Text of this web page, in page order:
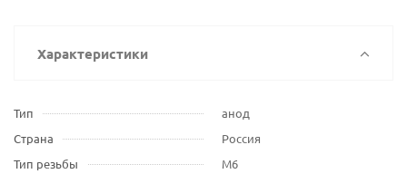
Характеристики
Тип
анод
Страна
Россия
Тип резьбы
М6